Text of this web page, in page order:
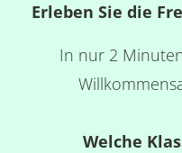
Erleben Sie die
In nur 2
Welche